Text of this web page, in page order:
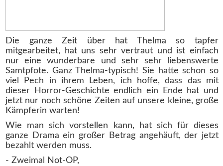
Die ganze Zeit über hat Thelma so tapfer
mitgearbeitet, hat uns sehr vertraut und ist einfach
nur eine wunderbare und sehr sehr liebenswerte
Samtpfote. Ganz Thelma-typisch! Sie hatte schon so
viel Pech in ihrem Leben, ich hoffe, dass das mit
dieser Horror-Geschichte endlich ein Ende hat und
jetzt nur noch schöne Zeiten auf unsere kleine, große
Kämpferin warten!
Wie man sich vorstellen kann, hat sich für dieses
ganze Drama ein großer Betrag angehäuft, der jetzt
bezahlt werden muss.
- Zweimal Not-OP,